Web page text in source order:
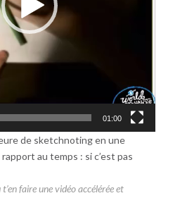
01:00
de sketchnoting en une
au temps : si c’est pas
faire une vidéo accélérée et